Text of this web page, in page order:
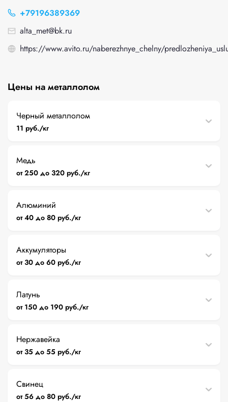
+79196389369
alta_met@bk.ru
https://www.avito.ru/naberezhnye_chelny/
Цены на металлолом
Черный металлолом
11 руб./кг
Медь
от 250 до 320 руб./кг
Алюминий
от 40 до 80 руб./кг
Аккумуляторы
от 30 до 60 руб./кг
Латунь
от 150 до 190 руб./кг
Нержавейка
от 35 до 55 руб./кг
Свинец
от 56 до 80 руб./кг